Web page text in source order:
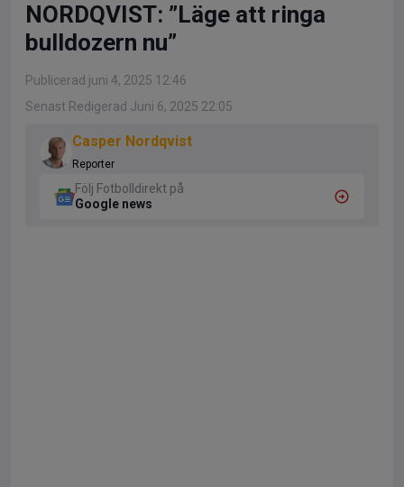
NORDQVIST: ”Läge att ringa
bulldozern nu”
Publicerad juni 4, 2025 12:46
Senast Redigerad Juni 6, 2025 22:05
Casper Nordqvist
Reporter
Följ Fotbolldirekt på
Google news